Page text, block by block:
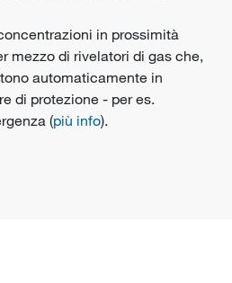
in prossimità
mezzo di rivelatori di gas che,
automaticamente in
di protezione - per es.
(più info).